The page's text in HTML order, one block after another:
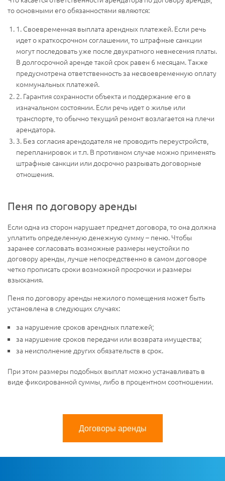
то основными его обязанностями являются:
1. Своевременная выплата арендных платежей. Если речь
идет о краткосрочном соглашении, то штрафные санкции
могут последовать уже после двукратного невнесения платы.
В долгосрочной аренде такой срок равен 6 месяцам. Также
предусмотрена ответственность за несвоевременную оплату
коммунальных платежей.
2. Гарантия сохранности объекта и поддержание его в
изначальном состоянии. Если речь идет о жилье или
транспорте, то обычно текущий ремонт возлагается на плечи
арендатора.
3. Без согласия арендодателя не проводить переустройств,
перепланировок и т.п. В противном случае можно применять
штрафные санкции или досрочно разрывать договорные
отношения.
Пеня по договору аренды
Если одна из сторон нарушает предмет договора, то она должна
уплатить определенную денежную сумму – пеню. Чтобы
заранее согласовать возможные размеры неустойки по
договору аренды, лучше непосредственно в самом договоре
четко прописать сроки возможной просрочки и размеры
взыскания.
Пеня по договору аренды нежилого помещения может быть
установлена в следующих случаях:
за нарушение сроков арендных платежей;
за нарушение сроков передачи или возврата имущества;
за неисполнение других обязательств в срок.
При этом размеры подобных выплат можно устанавливать в
виде фиксированной суммы, либо в процентном соотношении.
Договоры аренды